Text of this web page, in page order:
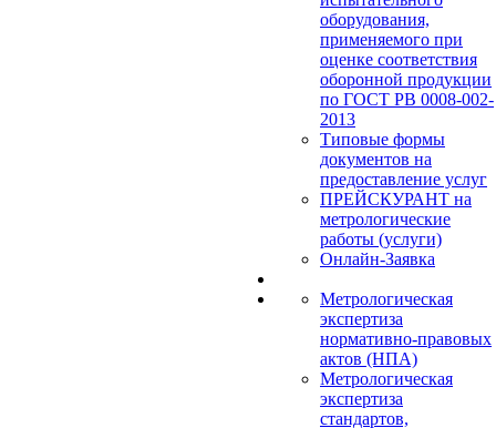
оборудования,
применяемого при
оценке соответствия
оборонной продукции
по ГОСТ РВ 0008-002-
2013
Типовые формы
документов на
предоставление услуг
ПРЕЙСКУРАНТ на
метрологические
работы (услуги)
Онлайн-Заявка
Метрологическая
экспертиза
нормативно-правовых
актов (НПА)
Метрологическая
экспертиза
стандартов,